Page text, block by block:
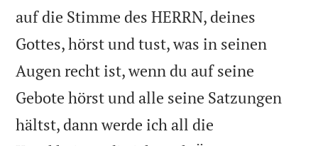
auf die Stimme des HERRN, deines
Gottes, hörst und tust, was in seinen
Augen recht ist, wenn du auf seine
Gebote hörst und alle seine Satzungen
hältst, dann werde ich all die